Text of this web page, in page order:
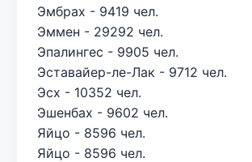
Эмбрах - 9419 чел.
Эммен - 29292 чел.
Эпалингес - 9905 чел.
Эставайер-ле-Лак - 9712 чел.
Эсх - 10352 чел.
Эшенбах - 9602 чел.
Яйцо - 8596 чел.
Яйцо - 8596 чел.